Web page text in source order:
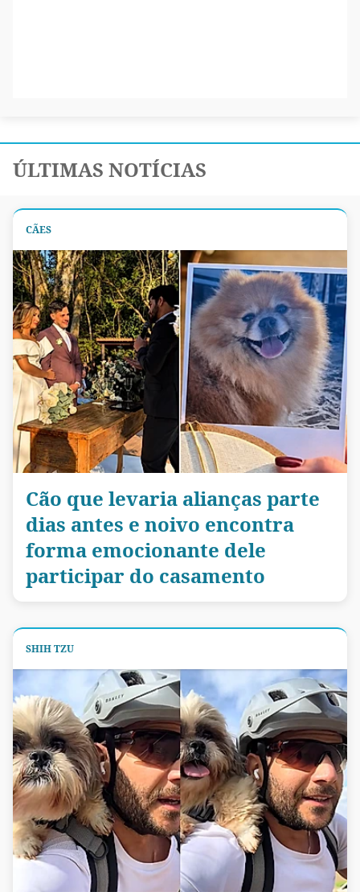
ÚLTIMAS NOTÍCIAS
CÃES
Cão que levaria alianças parte
dias antes e noivo encontra
forma emocionante dele
participar do casamento
SHIH TZU